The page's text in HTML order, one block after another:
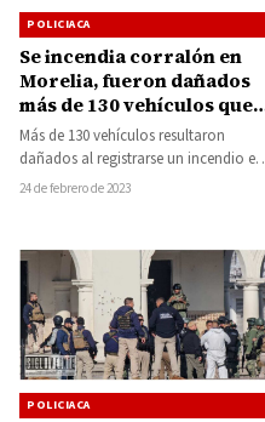
POLICIACA
Se incendia corralón en
Morelia, fueron dañados
más de 130 vehículos que
estaban a resguardo
Más de 130 vehículos resultaron
dañados al registrarse un incendio en
el corralón La Estrella, ubicado sobre
24 de febrero de 2023
POLICIACA